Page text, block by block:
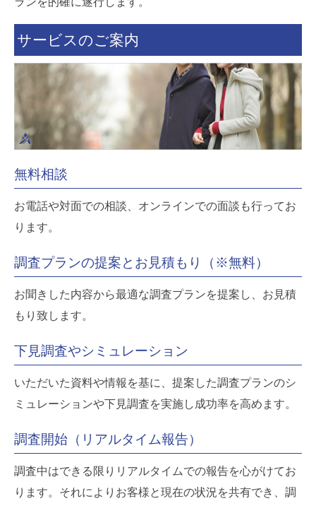
サービスのご案内
無料相談
お電話や対面での相談、オンラインでの面談も行ってお
ります。
調査プランの提案とお見積もり（※無料）
お聞きした内容から最適な調査プランを提案し、お見積
もり致します。
下見調査やシミュレーション
いただいた資料や情報を基に、提案した調査プランのシ
ミュレーションや下見調査を実施し成功率を高めます。
調査開始（リアルタイム報告）
調査中はできる限りリアルタイムでの報告を心がけてお
ります。それによりお客様と現在の状況を共有でき、調